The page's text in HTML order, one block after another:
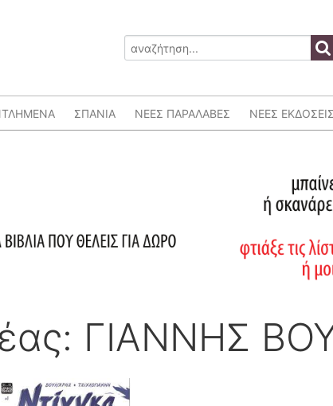
ΣΠΑΝΙΑ ΝΕΕΣ ΠΑΡΑΛΑΒΕΣ ΝΕΕΣ ΕΚΔΟΣΕΙΣ
ΓΙΑΝΝΗΣ